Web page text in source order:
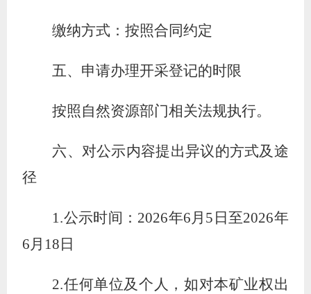
缴纳方式：按照合同约定
五、申请办理开采登记的时限
按照自然资源部门相关法规执行。
六、对公示内容提出异议的方式及途
径
1.公示时间：2026年6月5日至2026年
6月18日
2.任何单位及个人，如对本矿业权出